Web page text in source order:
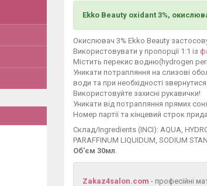
Ekko Beauty oxidant 3%,
Окислювач 3% Ekko Beauty
Використовувати у пропорції 1:1 із
Містить перекис водню(hydrogen
Уникати потрапляння на слизові
води та при необхідності звернутися
Використовуйте захисні рукавички!
Уникати від потрапляння прямих
Номер партії та кінцевий строк
Склад/Ingredients (INCI): AQUA,
PARAFFINUM LIQUIDUM, SODIUM
Об’єм 30мл
Zakaz4salon.com - професійні